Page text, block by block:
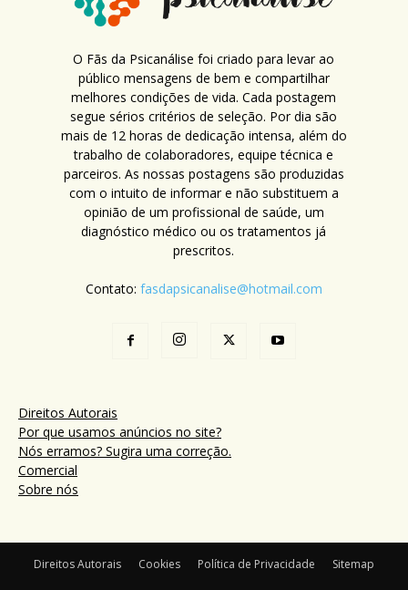
O Fãs da Psicanálise foi criado para levar ao
público mensagens de bem e compartilhar
melhores condições de vida. Cada postagem
segue sérios critérios de seleção. Por dia são
mais de 12 horas de dedicação intensa, além do
trabalho de colaboradores, equipe técnica e
parceiros. As nossas postagens são produzidas
com o intuito de informar e não substituem a
opinião de um profissional de saúde, um
diagnóstico médico ou os tratamentos já
prescritos.
Contato: fasdapsicanalise@hotmail.com
Direitos Autorais
Por que usamos anúncios no site?
Nós erramos? Sugira uma correção.
Comercial
Sobre nós
Direitos Autorais Cookies Política de Privacidade Sitemap